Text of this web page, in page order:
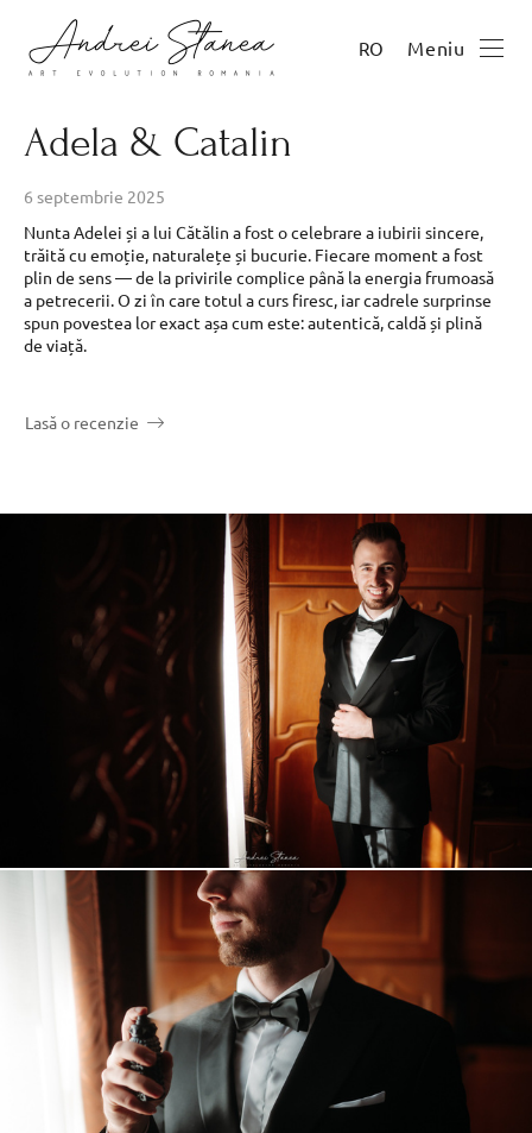
RO Meniu
Adela & Catalin
6 septembrie 2025
Nunta Adelei și a lui Cătălin a fost o celebrare a iubirii sincere,
trăită cu emoție, naturalețe și bucurie. Fiecare moment a fost
plin de sens — de la privirile complice până la energia frumoasă
a petrecerii. O zi în care totul a curs firesc, iar cadrele surprinse
spun povestea lor exact așa cum este: autentică, caldă și plină
de viață.
Lasă o recenzie